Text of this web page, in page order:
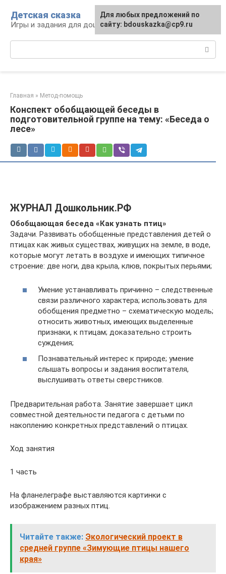
контенту
Детская сказка
Игры и задания для дошкольников
Главная » Метод-помощь
Конспект обобщающей беседы в
подготовительной группе на тему: «Беседа о
лесе»
ЖУРНАЛ Дошкольник.РФ
Обобщающая беседа «Как узнать птиц»
Задачи. Развивать обобщенные представления детей о
птицах как живых существах, живущих на земле, в воде,
которые могут летать в воздухе и имеющих типичное
строение: две ноги, два крыла, клюв, покрытых перьями;
Умение устанавливать причинно – следственные
связи различного характера; использовать для
обобщения предметно – схематическую модель;
относить животных, имеющих выделенные
признаки, к птицам; доказательно строить
суждения;
Познавательный интерес к природе; умение
слышать вопросы и задания воспитателя,
выслушивать ответы сверстников.
Предварительная работа. Занятие завершает цикл
совместной деятельности педагога с детьми по
накоплению конкретных представлений о птицах.
Ход занятия
1 часть
На фланелеграфе выставляются картинки с
изображением разных птиц.
Читайте также: Экологический проект в
средней группе «Зимующие птицы нашего
края»
Для любых предложений по
сайту: bdouskazka@cp9.ru